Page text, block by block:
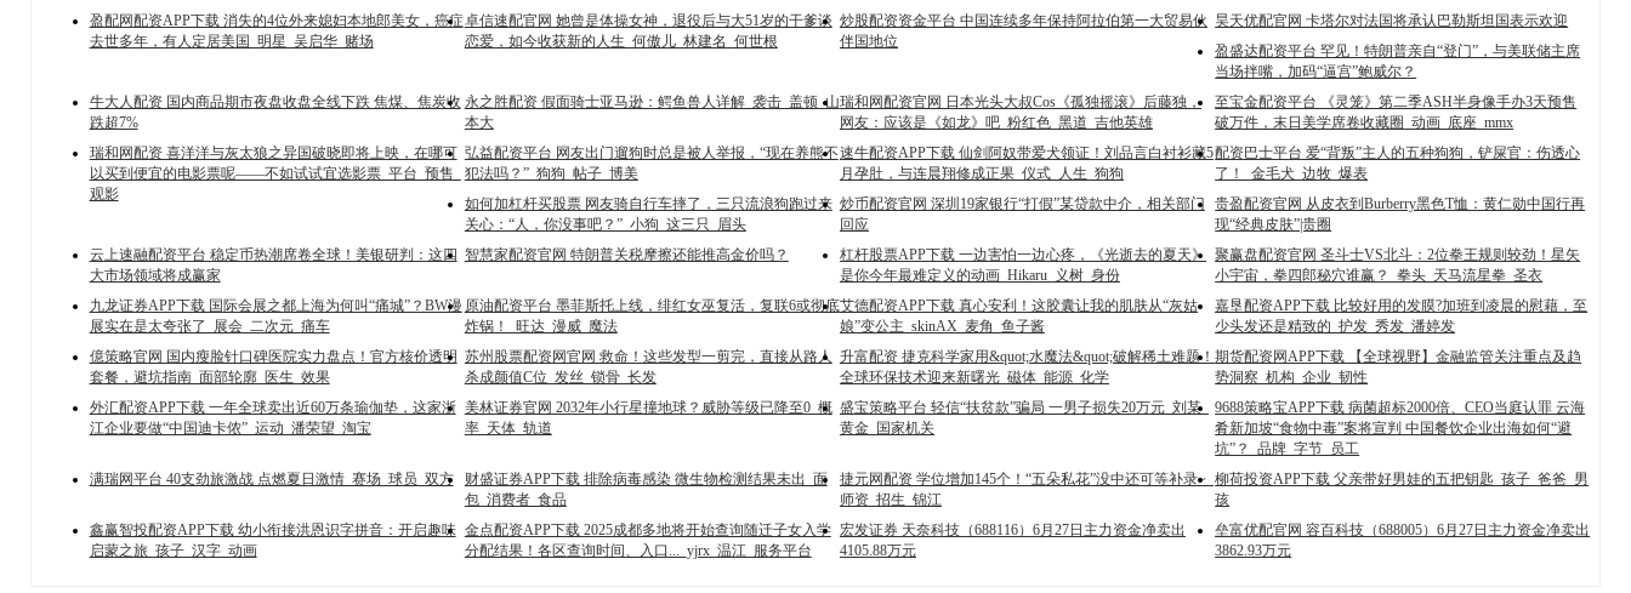
盈配网配资APP下载 消失的4位外来媳妇本地郎美女，癌症
去世多年，有人定居美国_明星_吴启华_赌场
卓信速配官网 她曾是体操女神，退役后与大51岁的干爹谈
恋爱，如今收获新的人生_何傲儿_林建名_何世根
炒股配资资金平台 中国连续多年保持阿拉伯第一大贸易伙
伴国地位
昊天优配官网 卡塔尔对法国将承认巴勒斯坦国表示欢迎
盈盛达配资平台 罕见！特朗普亲自“登门”，与美联储主席
当场拌嘴，加码“逼宫”鲍威尔？
牛大人配资 国内商品期市夜盘收盘全线下跌 焦煤、焦炭收
跌超7%
永之胜配资 假面骑士亚马逊：鳄鱼兽人详解_袭击_盖顿_山
本大
瑞和网配资官网 日本光头大叔Cos《孤独摇滚》后藤独，
网友：应该是《如龙》吧_粉红色_黑道_吉他英雄
至宝金配资平台 《灵笼》第二季ASH半身像手办3天预售
破万件，末日美学席卷收藏圈_动画_底座_mmx
瑞和网配资 喜洋洋与灰太狼之异国破晓即将上映，在哪可
以买到便宜的电影票呢——不如试试宜选影票_平台_预售_
观影
弘益配资平台 网友出门遛狗时总是被人举报，“现在养熊不
犯法吗？”_狗狗_帖子_博美
速牛配资APP下载 仙剑阿奴带爱犬领证！刘品言白衬衫藏5
月孕肚，与连晨翔修成正果_仪式_人生_狗狗
配资巴士平台 爱“背叛”主人的五种狗狗，铲屎官：伤透心
了！_金毛犬_边牧_爆表
如何加杠杆买股票 网友骑自行车摔了，三只流浪狗跑过来
关心：“人，你没事吧？”_小狗_这三只_眉头
炒币配资官网 深圳19家银行“打假”某贷款中介，相关部门
回应
贵盈配资官网 从皮衣到Burberry黑色T恤：黄仁勋中国行再
现“经典皮肤”|贵圈
云上速融配资平台 稳定币热潮席卷全球！美银研判：这四
大市场领域将成赢家
智慧家配资官网 特朗普关税摩擦还能推高金价吗？
杠杆股票APP下载 一边害怕一边心疼，《光逝去的夏天》
是你今年最难定义的动画_Hikaru_义树_身份
聚赢盘配资官网 圣斗士VS北斗：2位拳王规则较劲！星矢
小宇宙，拳四郎秘穴谁赢？_拳头_天马流星拳_圣衣
九龙证券APP下载 国际会展之都上海为何叫“痛城”？BW漫
展实在是太夸张了_展会_二次元_痛车
原油配资平台 墨菲斯托上线，绯红女巫复活，复联6或彻底
炸锅！_旺达_漫威_魔法
艾德配资APP下载 真心安利！这胶囊让我的肌肤从“灰姑
娘”变公主_skinAX_麦角_鱼子酱
嘉垦配资APP下载 比较好用的发膜?加班到凌晨的慰藉，至
少头发还是精致的_护发_秀发_潘婷发
億策略官网 国内瘦脸针口碑医院实力盘点！官方核价透明
套餐，避坑指南_面部轮廓_医生_效果
苏州股票配资网官网 救命！这些发型一剪完，直接从路人
杀成颜值C位_发丝_锁骨_长发
升富配资 捷克科学家用&quot;水魔法&quot;破解稀土难题！
全球环保技术迎来新曙光_磁体_能源_化学
期货配资网APP下载 【全球视野】金融监管关注重点及趋
势洞察_机构_企业_韧性
外汇配资APP下载 一年全球卖出近60万条瑜伽垫，这家浙
江企业要做“中国迪卡侬”_运动_潘荣望_淘宝
美林证券官网 2032年小行星撞地球？威胁等级已降至0_概
率_天体_轨道
盛宝策略平台 轻信“扶贫款”骗局 一男子损失20万元_刘某_
黄金_国家机关
9688策略宝APP下载 病菌超标2000倍、CEO当庭认罪 云海
肴新加坡“食物中毒”案将宣判 中国餐饮企业出海如何“避
坑”？_品牌_字节_员工
满瑞网平台 40支劲旅激战 点燃夏日激情_赛场_球员_双方
财盛证券APP下载 排除病毒感染 微生物检测结果未出_面
包_消费者_食品
捷元网配资 学位增加145个！“五朵私花”没中还可等补录~_
师资_招生_锦江
柳荷投资APP下载 父亲带好男娃的五把钥匙_孩子_爸爸_男
孩
鑫赢智投配资APP下载 幼小衔接洪恩识字拼音：开启趣味
启蒙之旅_孩子_汉字_动画
金点配资APP下载 2025成都多地将开始查询随迁子女入学
分配结果！各区查询时间、入口..._yjrx_温江_服务平台
宏发证券 天奈科技（688116）6月27日主力资金净卖出
4105.88万元
垒富优配官网 容百科技（688005）6月27日主力资金净卖出
3862.93万元